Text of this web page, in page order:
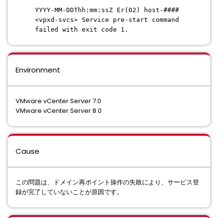
YYYY-MM-DDThh:mm:ssZ Er(02) host-####
<vpxd-svcs> Service pre-start command
failed with exit code 1.
Environment
VMware vCenter Server 7.0
VMware vCenter Server 8.0
Cause
この問題は、ドメイン再ポイント操作の失敗により、サービス登
録が完了していないことが原因です。